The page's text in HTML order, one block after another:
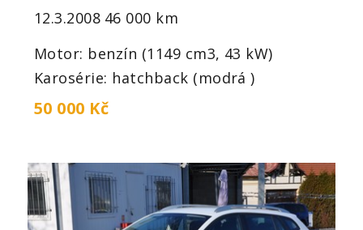
12.3.2008 46 000 km
Motor: benzín (1149 cm3, 43 kW)
Karosérie: hatchback (modrá )
50 000 Kč